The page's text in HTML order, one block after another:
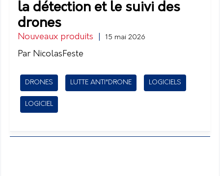
la détection et le suivi des
drones
Nouveaux produits 15 mai 2026
Par NicolasFeste
DRONES LUTTE ANTI"DRONE LOGICIELS
LOGICIEL